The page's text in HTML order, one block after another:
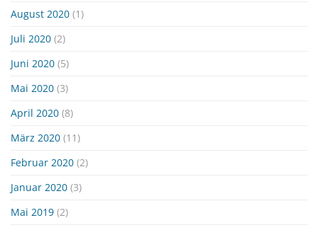
August 2020 (1)
Juli 2020 (2)
Juni 2020 (5)
Mai 2020 (3)
April 2020 (8)
März 2020 (11)
Februar 2020 (2)
Januar 2020 (3)
Mai 2019 (2)